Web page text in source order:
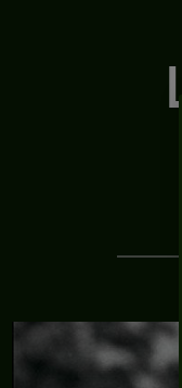
Le jour où… Ivan Lendl a fini un match sans